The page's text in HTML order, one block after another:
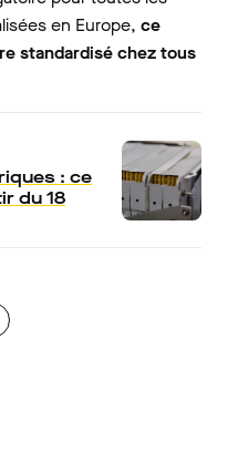
en Europe, ce
standardisé chez tous
: ce
du 18